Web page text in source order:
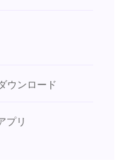
ウンロード
プリ